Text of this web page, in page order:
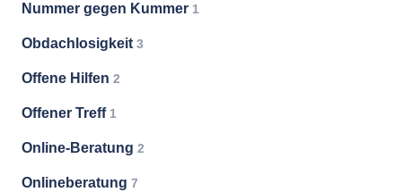
Nummer gegen Kummer 1
Obdachlosigkeit 3
Offene Hilfen 2
Offener Treff 1
Online-Beratung 2
Onlineberatung 7